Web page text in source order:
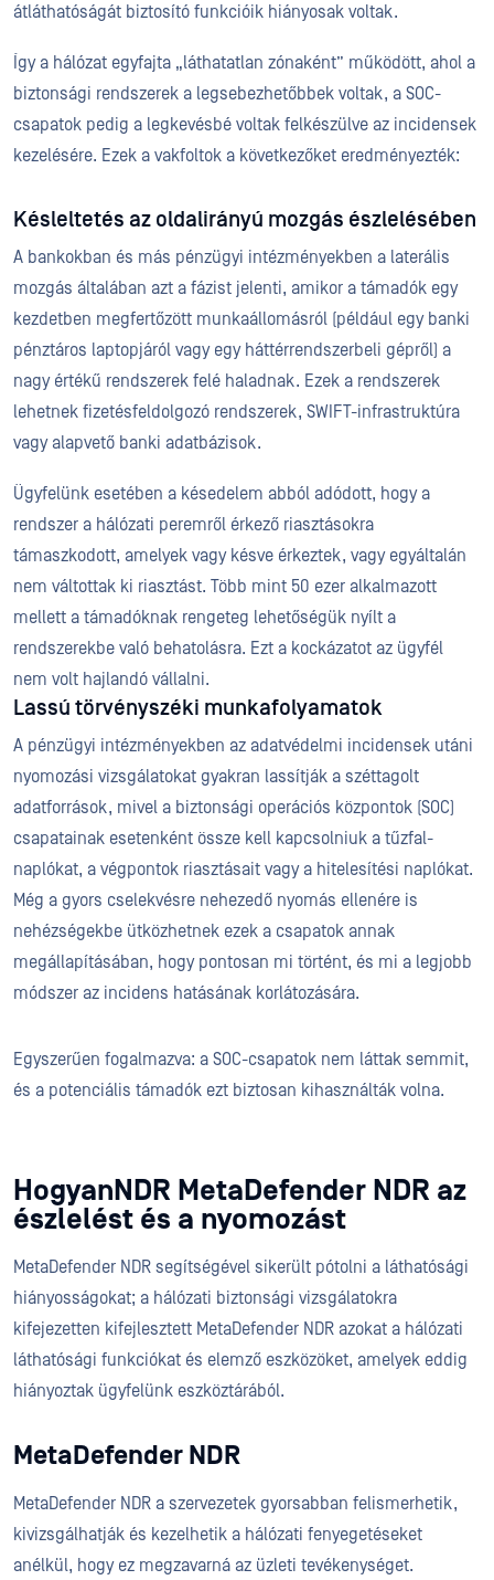
átláthatóságát biztosító funkcióik hiányosak voltak.
Így a hálózat egyfajta „láthatatlan zónaként” működött, ahol a
biztonsági rendszerek a legsebezhetőbbek voltak, a SOC-
csapatok pedig a legkevésbé voltak felkészülve az incidensek
kezelésére. Ezek a vakfoltok a következőket eredményezték:
Késleltetés az oldalirányú mozgás észlelésében
A bankokban és más pénzügyi intézményekben a laterális
mozgás általában azt a fázist jelenti, amikor a támadók egy
kezdetben megfertőzött munkaállomásról (például egy banki
pénztáros laptopjáról vagy egy háttérrendszerbeli gépről) a
nagy értékű rendszerek felé haladnak. Ezek a rendszerek
lehetnek fizetésfeldolgozó rendszerek, SWIFT-infrastruktúra
vagy alapvető banki adatbázisok.
Ügyfelünk esetében a késedelem abból adódott, hogy a
rendszer a hálózati peremről érkező riasztásokra
támaszkodott, amelyek vagy késve érkeztek, vagy egyáltalán
nem váltottak ki riasztást. Több mint 50 ezer alkalmazott
mellett a támadóknak rengeteg lehetőségük nyílt a
rendszerekbe való behatolásra. Ezt a kockázatot az ügyfél
nem volt hajlandó vállalni.
Lassú törvényszéki munkafolyamatok
A pénzügyi intézményekben az adatvédelmi incidensek utáni
nyomozási vizsgálatokat gyakran lassítják a széttagolt
adatforrások, mivel a biztonsági operációs központok (SOC)
csapatainak esetenként össze kell kapcsolniuk a tűzfal-
naplókat, a végpontok riasztásait vagy a hitelesítési naplókat.
Még a gyors cselekvésre nehezedő nyomás ellenére is
nehézségekbe ütközhetnek ezek a csapatok annak
megállapításában, hogy pontosan mi történt, és mi a legjobb
módszer az incidens hatásának korlátozására.
Egyszerűen fogalmazva: a SOC-csapatok nem láttak semmit,
és a potenciális támadók ezt biztosan kihasználták volna.
HogyanNDR MetaDefender NDR az
észlelést és a nyomozást
MetaDefender NDR segítségével sikerült pótolni a láthatósági
hiányosságokat; a hálózati biztonsági vizsgálatokra
kifejezetten kifejlesztett MetaDefender NDR azokat a hálózati
láthatósági funkciókat és elemző eszközöket, amelyek eddig
hiányoztak ügyfelünk eszköztárából.
MetaDefender NDR
MetaDefender NDR a szervezetek gyorsabban felismerhetik,
kivizsgálhatják és kezelhetik a hálózati fenyegetéseket
anélkül, hogy ez megzavarná az üzleti tevékenységet.